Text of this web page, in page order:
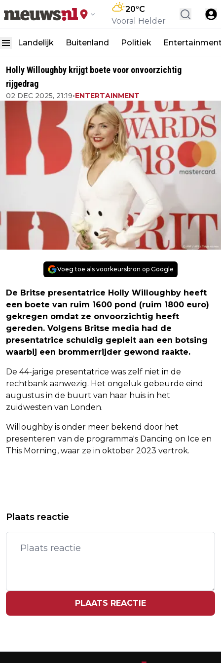
20°C
Vooral Helder
Landelijk Buitenland Politiek
Holly Willoughby krijgt boete voor onvoorzichtig
rijgedrag
02 DEC 2025, 21:19•ENTERTAINMENT
Voeg toe als voorkeursbron op Google
De Britse presentatrice Holly Willoughby heeft
een boete van ruim 1600 pond (ruim 1800 euro)
gekregen omdat ze onvoorzichtig heeft
gereden. Volgens Britse media had de
presentatrice schuldig gepleit aan een botsing
waarbij een brommerrijder gewond raakte.
De 44-jarige presentatrice was zelf niet in de
rechtbank aanwezig. Het ongeluk gebeurde eind
augustus in de buurt van haar huis in het
zuidwesten van Londen.
Willoughby is onder meer bekend door het
presenteren van de programma's Dancing on Ice en
This Morning, waar ze in oktober 2023 vertrok.
NAAR CHINA VOOR GESPREK OVER
OPENAI MELDT PROBLEMEN MET
CHATGPT
Plaats reactie
PLAATS REACTIE